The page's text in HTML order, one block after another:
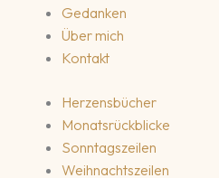
Gedanken
Über mich
Kontakt
Herzensbücher
Monatsrückblicke
Sonntagszeilen
Weihnachtszeilen